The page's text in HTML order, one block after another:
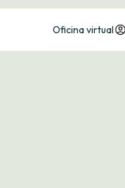
Oficina virtual